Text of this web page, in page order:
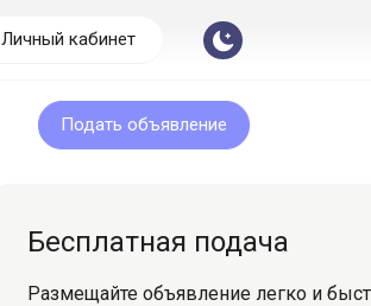
Личный кабинет
Подать объявление
Бесплатная подача
Размещайте объявление легко и